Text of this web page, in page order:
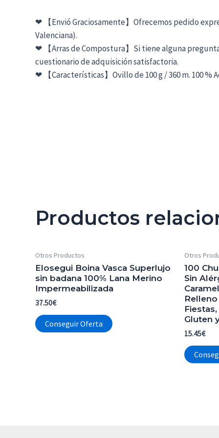
❤ 【Envió Graciosamente】Ofrecemos pedido
Valenciana).
❤ 【Arras de Compostura】Si tiene alguna
cuestionario de adquisición satisfactoria.
❤ 【Características】Ovillo de 100 g / 360 m. 100 %
Productos
Otros Productos
Elosegui Boina Vasca Superlujo
sin badana 100% Lana Merino
Impermeabilizada
37.50€
Conseguir Oferta
Otros
100
Sin
Gluten
15.45€